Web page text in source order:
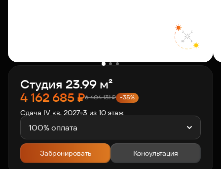
Контакты
Связаться с нами
+7 812 703-55-55
Студия 23.99 м²
4 162 685₽6 404 131₽ -35%
Сдача IV кв. 2027 3 из 10 этаж
100% оплата
Забронировать Консультация